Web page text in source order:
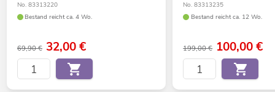
No. 83313220
Bestand reicht ca. 4 Wo.
69,90 € 32,00€
No. 83313235
Bestand reicht ca. 12 Wo.
199,00 € 100,00€